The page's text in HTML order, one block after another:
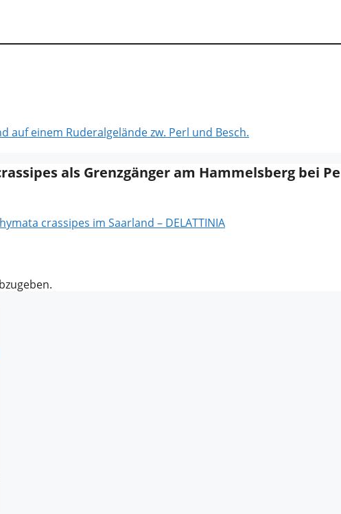
auf einem Ruderalgelände zw. Perl und Besch.
als Grenzgänger am Hammelsberg bei
crassipes im Saarland – DELATTINIA